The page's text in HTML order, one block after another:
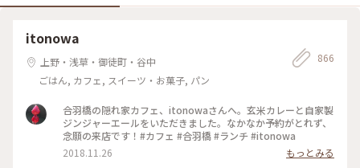
itonowa
上野・浅草・御徒町・谷中
ごはん, カフェ, スイーツ・お菓子, パン
866
合羽橋の隠れ家カフェ、itonowaさんへ。玄米カレーと自家製
ジンジャーエールをいただきました。なかなか予約がとれず、
念願の来店です！#カフェ #合羽橋 #ランチ #itonowa
2018.11.26
もっとみる